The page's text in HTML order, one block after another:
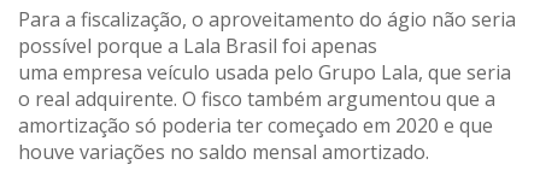
Para a fiscalização, o aproveitamento do ágio não seria
possível porque a Lala Brasil foi apenas
uma empresa veículo usada pelo Grupo Lala, que seria
o real adquirente. O fisco também argumentou que a
amortização só poderia ter começado em 2020 e que
houve variações no saldo mensal amortizado.